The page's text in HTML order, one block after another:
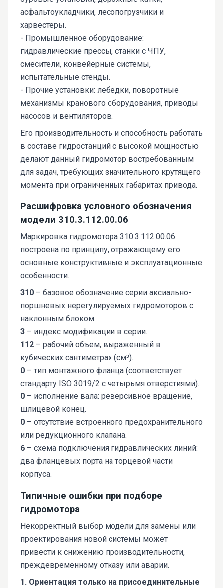
асфальтоукладчики, лесопогрузчики и
харвестеры.
- Промышленное оборудование:
гидравлические прессы, станки с ЧПУ,
смесители, конвейерные системы,
испытательные стенды.
- Прочие установки: лебедки, поворотные
механизмы кранового оборудования, приводы
насосов и вентиляторов.
Его производительность и способность работать
в составе гидростанций с высокой мощностью
делают данный гидромотор востребованным
для задач, требующих значительного крутящего
момента при ограниченных габаритах привода.
Расшифровка условного обозначения
модели 310.3.112.00.06
Маркировка гидромотора 310.3.112.00.06
построена по принципу, отражающему его
основные конструктивные и эксплуатационные
особенности.
310 – базовое обозначение серии аксиально-
поршневых нерегулируемых гидромоторов с
наклонным блоком.
3 – индекс модификации в серии.
112 – рабочий объем, выраженный в
кубических сантиметрах (см³).
0 – тип монтажного фланца (соответствует
стандарту ISO 3019/2 с четырьмя отверстиями).
0 – исполнение вала: реверсивное вращение,
шлицевой конец.
0 – отсутствие встроенного предохранительного
или редукционного клапана.
6 – схема подключения гидравлических линий:
два фланцевых порта на торцевой части
корпуса.
Типичные ошибки при подборе
гидромотора
Некорректный выбор модели для замены или
проектирования новой системы может
привести к снижению производительности,
преждевременному отказу или аварии.
1. Ориентация только на присоединительные